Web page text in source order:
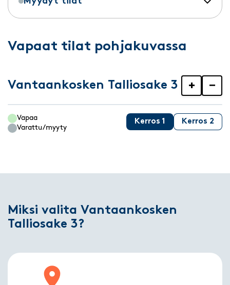
Vapaat tilat pohjakuvassa
Vantaankosken Talliosake 3 + −
Vapaa
Varattu/myyty
Kerros 1 Kerros 2
Miksi valita Vantaankosken
Talliosake 3?